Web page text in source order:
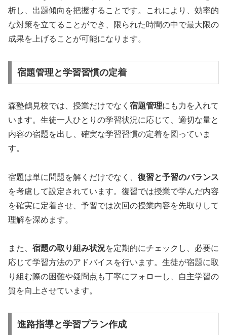
析し、出題傾向を把握することです。これにより、効率的
な対策を立てることができ、限られた時間の中で最大限の
成果を上げることが可能になります。
宿題管理と学習習慣の定着
森塾鶴見校では、授業だけでなく 宿題管理にも力を入れて
います。生徒一人ひとりの学習状況に応じて、適切な量と
内容の宿題を出し、確実な学習習慣の定着を図っていま
す。
宿題は単に問題を解くだけでなく、 復習と予習のバランス
を考慮して設定されています。復習では授業で学んだ内容
を確実に定着させ、予習では次回の授業内容を先取りして
理解を深めます。
また、 宿題の取り組み状況を定期的にチェックし、必要に
応じて学習方法のアドバイスを行います。生徒が宿題に取
り組む際の困難や疑問点も丁寧にフォローし、自主学習の
質を向上させています。
進路指導と学習プラン作成